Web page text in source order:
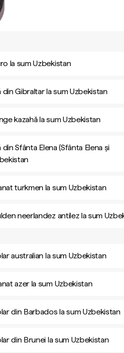
la sum Uzbekistan
din Gibraltar la sum Uzbekistan
kazahă la sum Uzbekistan
Sfânta Elena (Sfânta Elena și
turkmen la sum Uzbekistan
neerlandez antilez la sum
australian la sum Uzbekistan
azer la sum Uzbekistan
din Barbados la sum Uzbekistan
din Brunei la sum Uzbekistan